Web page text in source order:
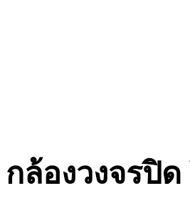
กล้องวงจรปิ